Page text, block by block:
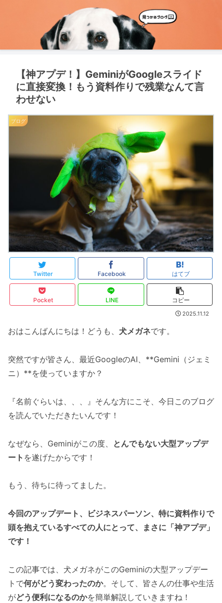
【神アプデ！】GeminiがGoogleスライド
に直接変換！もう資料作りで残業なんて言
わせない
ブログ
Twitter Facebook はてブ
Pocket LINE コピー
2025.11.12
おはこんばんにちは！どうも、 犬メガネです。
突然ですが皆さん、最近GoogleのAI、**Gemini（ジェミ
ニ）**を使っていますか？
『名前ぐらいは、、、』そんな方にこそ、今日このブログ
を読んでいただきたいんです！
なぜなら、Geminiがこの度、 とんでもない大型アップデ
ート を遂げたからです！
もう、待ちに待ってました。
今回のアップデート、ビジネスパーソン、特に資料作りで
頭を抱えているすべての人にとって、まさに「神アプデ」
です！
この記事では、犬メガネがこのGeminiの大型アップデー
トで何がどう変わったのか。そして、皆さんの仕事や生活
がどう便利になるのかを簡単解説していきますね！